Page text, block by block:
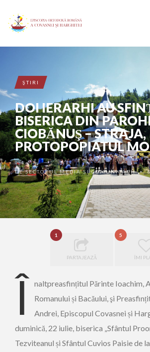
ŞTIRI
DOI IERARHI AU
BISERICA DIN
CIOBĂNUŞ – STRAJA,
PROTOPOPIATUL
DESECTORUL MEDIA ȘI COMUNICAȚII •
1
PARTAJEAZĂ
5
ÎMI
Î naltpreasfințitul Părinte Ioachim,
Romanului și Bacăului, şi
Andrei, Episcopul Covasnei și
duminică, 22 iulie, biserica „Sfântul
Tezviteanul și Sfântul Cuvios Paisie de la